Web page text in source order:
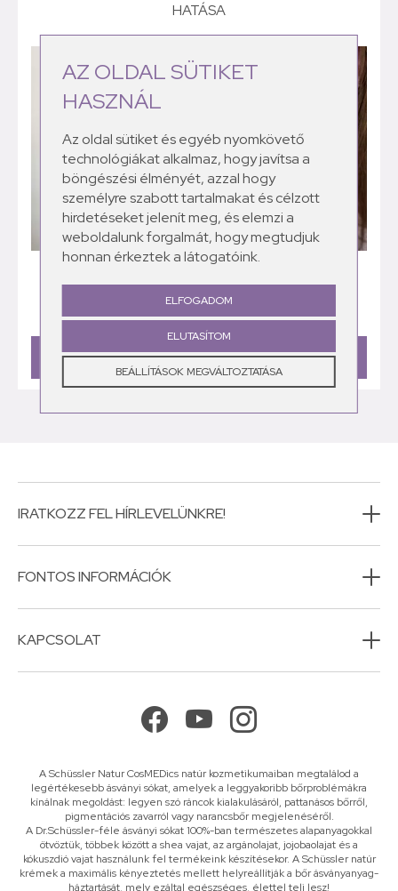
AZ OLDAL SÜTIKET
HASZNÁL
Az oldal sütiket és egyéb nyomkövető
technológiákat alkalmaz, hogy javítsa a
böngészési élményét, azzal hogy
személyre szabott tartalmakat és célzott
hirdetéseket jelenít meg, és elemzi a
weboldalunk forgalmát, hogy megtudjuk
honnan érkeztek a látogatóink.
ELFOGADOM
ELUTASÍTOM
BEÁLLÍTÁSOK MEGVÁLTOZTATÁSA
HATÁSA
OKOK, KEZELÉS
TOVÁBBI BEJEGYZÉSEK
IRATKOZZ FEL HÍRLEVELÜNKRE!
FONTOS INFORMÁCIÓK
KAPCSOLAT
A Schüssler Natur CosMEDics natúr kozmetikumaiban megtalálod a
legértékesebb ásványi sókat, amelyek a leggyakoribb bőrproblémákra
kínálnak megoldást: legyen szó ráncok kialakulásáról, pattanásos bőrről,
pigmentációs zavarról vagy narancsbőr megjelenéséről.
A Dr.Schüssler-féle ásványi sókat 100%-ban természetes alapanyagokkal
ötvöztük, többek között a shea vajat, az argánolajat, jojobaolajat és a
kókuszdió vajat használunk fel termékeink készítésekor. A Schüssler natúr
krémek a maximális kényeztetés mellett helyreállítják a bőr ásványanyag-
háztartását, mely ezáltal egészséges, élettel teli lesz!